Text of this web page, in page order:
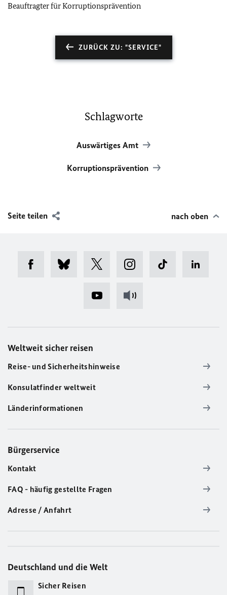
Beauftragter für Korruptionsprävention
ZURÜCK ZU: "SERVICE"
Schlagworte
Auswärtiges Amt
Korruptionsprävention
Seite teilen nach oben
Weltweit sicher reisen
Reise- und Sicherheitshinweise
Konsulatfinder weltweit
Länderinformationen
Bürgerservice
Kontakt
FAQ - häufig gestellte Fragen
Adresse / Anfahrt
Deutschland und die Welt
Sicher Reisen